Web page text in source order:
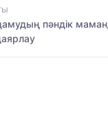
пәндік